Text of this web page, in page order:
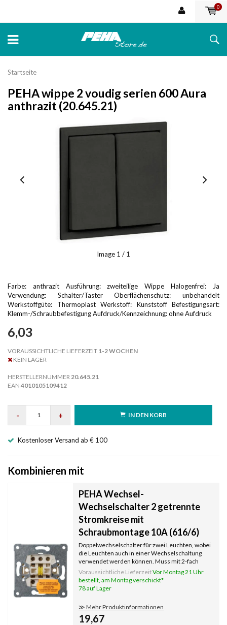
0
Startseite
PEHA wippe 2 voudig serien 600 Aura
anthrazit (20.645.21)
Image 1 / 1
Farbe: anthrazit Ausführung: zweiteilige Wippe Halogenfrei: Ja
Verwendung: Schalter/Taster Oberflächenschutz: unbehandelt
Werkstoffgüte: Thermoplast Werkstoff: Kunststoff Befestigungsart:
Klemm-/Schraubbefestigung Aufdruck/Kennzeichnung: ohne Aufdruck
6,03
VORAUSSICHTLICHE LIEFERZEIT 1-2 WOCHEN
KEIN LAGER
HERSTELLERNUMMER 20.645.21
EAN 4010105109412
- + IN DEN KORB
Kostenloser Versand ab € 100
Kombinieren mit
PEHA Wechsel-
Wechselschalter 2 getrennte
Stromkreise mit
Schraubmontage 10A (616/6)
Doppelwechselschalter für zwei Leuchten, wobei
die Leuchten auch in einer Wechselschaltung
verwendet werden können. Muss mit 2-fach
Wippe und Abdeckrahmen komplettiert werden,
die separat bestellt werden. Mit
Krallenbefestigung.
Voraussichtliche LieferzeitVor Montag 21 Uhr
bestellt, am Montag verschickt*
78 auf Lager
≫ Mehr Produktinformationen
19,67